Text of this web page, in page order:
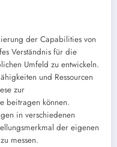
der Capabilities von
Verständnis für die
Umfeld zu entwickeln.
und Ressourcen
zur
beitragen können.
in verschiedenen
der eigenen
messen.